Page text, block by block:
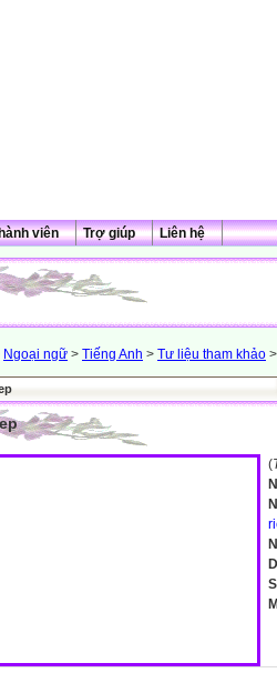
viên Trợ giúp Liên hệ
Ngoại ngữ > Tiếng Anh > Tư liệu tham khảo >
(